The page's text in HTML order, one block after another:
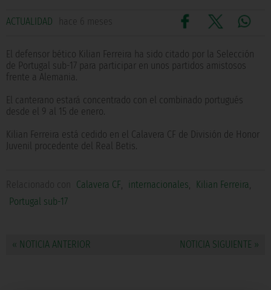
ACTUALIDAD hace 6 meses
El defensor bético Kilian Ferreira ha sido citado por la Selección
de Portugal sub-17 para participar en unos partidos amistosos
frente a Alemania.
El canterano estará concentrado con el combinado portugués
desde el 9 al 15 de enero.
Kilian Ferreira está cedido en el Calavera CF de División de Honor
Juvenil procedente del Real Betis.
Relacionado con Calavera CF, internacionales, Kilian Ferreira,
Portugal sub-17
« NOTICIA ANTERIOR NOTICIA SIGUIENTE »